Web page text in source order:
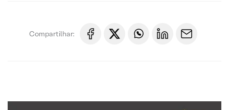
Compartilhar: